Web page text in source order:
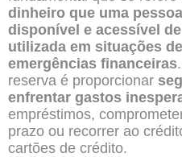
dinheiro que uma
disponível e acessível
utilizada em situações
emergências financeiras
reserva é proporcionar
enfrentar gastos
empréstimos,
prazo ou recorrer ao
cartões de crédito.